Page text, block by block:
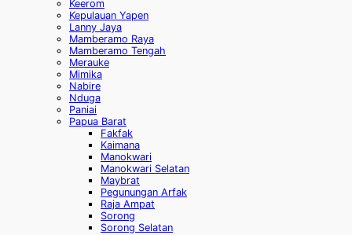
Keerom
Kepulauan Yapen
Lanny Jaya
Mamberamo Raya
Mamberamo Tengah
Merauke
Mimika
Nabire
Nduga
Paniai
Papua Barat
Fakfak
Kaimana
Manokwari
Manokwari Selatan
Maybrat
Pegunungan Arfak
Raja Ampat
Sorong
Sorong Selatan